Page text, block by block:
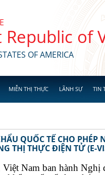
Republic of
OF AMERICA
MIỄN THỊ THỰC LÃNH SỰ TIN
QUỐC TẾ CHO
THỊ THỰC ĐIỆN TỬ (E-
Nam ban hành Nghị